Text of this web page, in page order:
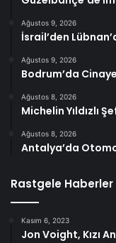
Ağustos 9, 2026
İsrail’den
Ağustos 9, 2026
Bodrum’da
Ağustos 8, 2026
Michelin Yıldızlı
Ağustos 8, 2026
Antalya’da
Rastgele Haberler
Kasım 6, 2023
Jon Voight, Kızı